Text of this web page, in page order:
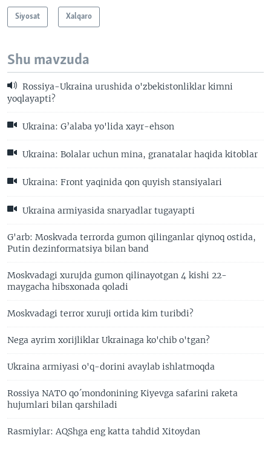
Siyosat Xalqaro
Shu mavzuda
Rossiya-Ukraina urushida o'zbekistonliklar kimni
yoqlayapti?
Ukraina: G’alaba yo'lida xayr-ehson
Ukraina: Bolalar uchun mina, granatalar haqida kitoblar
Ukraina: Front yaqinida qon quyish stansiyalari
Ukraina armiyasida snaryadlar tugayapti
G'arb: Moskvada terrorda gumon qilinganlar qiynoq ostida,
Putin dezinformatsiya bilan band
Moskvadagi xurujda gumon qilinayotgan 4 kishi 22-
maygacha hibsxonada qoladi
Moskvadagi terror xuruji ortida kim turibdi?
Nega ayrim xorijliklar Ukrainaga ko'chib o'tgan?
Ukraina armiyasi o'q-dorini avaylab ishlatmoqda
Rossiya NATO qo´mondonining Kiyevga safarini raketa
hujumlari bilan qarshiladi
Rasmiylar: AQShga eng katta tahdid Xitoydan